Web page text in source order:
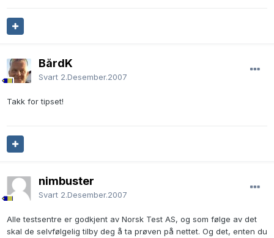
BårdK
Svart 2.Desember.2007
Takk for tipset!
nimbuster
Svart 2.Desember.2007
Alle testsentre er godkjent av Norsk Test AS, og som følge av det
skal de selvfølgelig tilby deg å ta prøven på nettet. Og det, enten du